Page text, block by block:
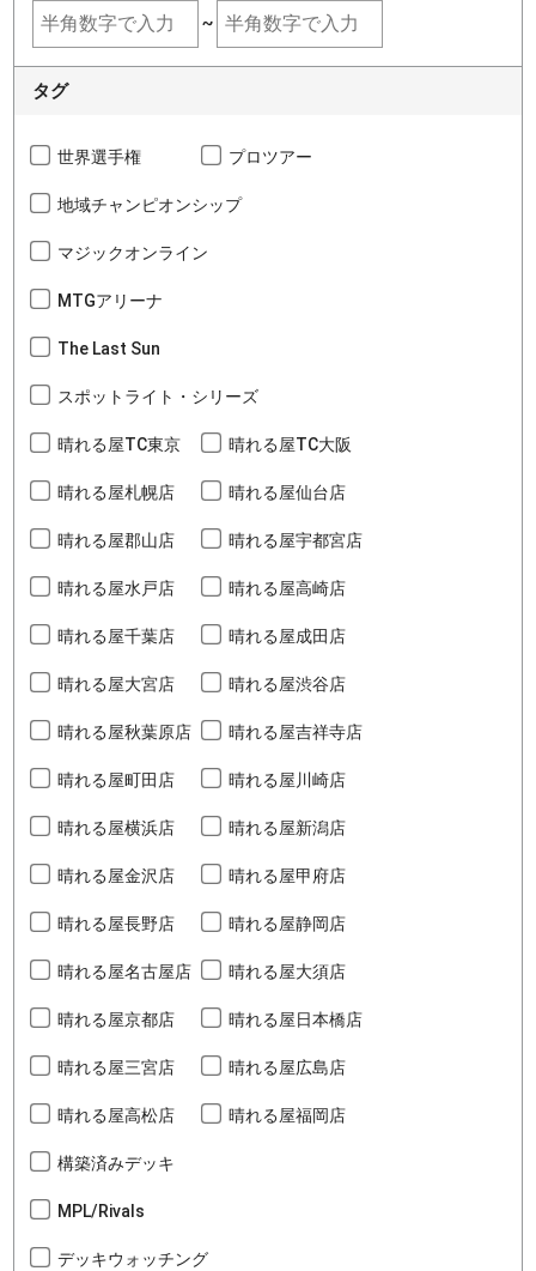
~
タグ
世界選手権 プロツアー
地域チャンピオンシップ
マジックオンライン
MTGアリーナ
The Last Sun
スポットライト・シリーズ
晴れる屋TC東京 晴れる屋TC大阪
晴れる屋札幌店 晴れる屋仙台店
晴れる屋郡山店 晴れる屋宇都宮店
晴れる屋水戸店 晴れる屋高崎店
晴れる屋千葉店 晴れる屋成田店
晴れる屋大宮店 晴れる屋渋谷店
晴れる屋秋葉原店 晴れる屋吉祥寺店
晴れる屋町田店 晴れる屋川崎店
晴れる屋横浜店 晴れる屋新潟店
晴れる屋金沢店 晴れる屋甲府店
晴れる屋長野店 晴れる屋静岡店
晴れる屋名古屋店 晴れる屋大須店
晴れる屋京都店 晴れる屋日本橋店
晴れる屋三宮店 晴れる屋広島店
晴れる屋高松店 晴れる屋福岡店
構築済みデッキ
MPL/Rivals
デッキウォッチング